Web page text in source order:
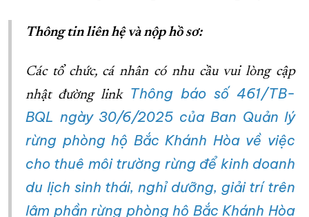
Thông tin liên hệ và nộp hồ sơ:
Các tổ chức, cá nhân có nhu cầu vui lòng cập
nhật đường link Thông báo số 461/TB-
BQL ngày 30/6/2025 của Ban Quản lý
rừng phòng hộ Bắc Khánh Hòa về việc
cho thuê môi trường rừng để kinh doanh
du lịch sinh thái, nghỉ dưỡng, giải trí trên
lâm phần rừng phòng hộ Bắc Khánh Hòa